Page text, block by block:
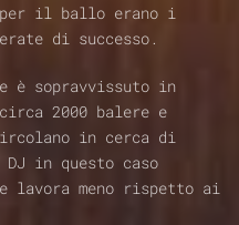
per il ballo erano i
di successo.
è sopravvissuto in
2000 balere e
in cerca di
in questo caso
lavora meno rispetto ai